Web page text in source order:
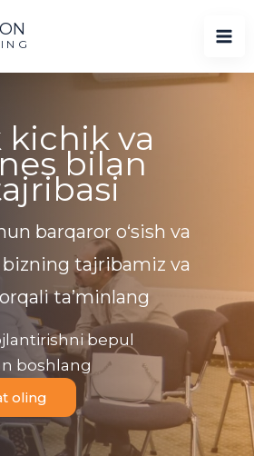
kichik va
bilan
barqaror o‘sish va
tajribamiz va
ta’minlang
bepul
boshlang
oling